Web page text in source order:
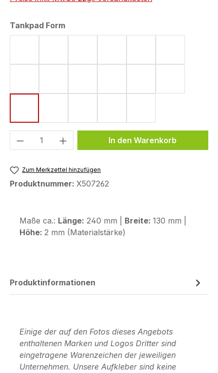
Tankpad Formauswählen
Produkt Anzahl: Gib denIn den Warenkorb
Zum Merkzettel hinzufügen
Produktnummer: X507262
Maße ca.: Länge: 240 mm | Breite: 130 mm |
Höhe: 2 mm (Materialstärke)
Produktinformationen
Einige der auf den Fotos dieses Angebots
enthaltenen Marken und Logos Dritter sind
eingetragene Warenzeichen der jeweiligen
Unternehmen. Unsere Aufkleber sind keine